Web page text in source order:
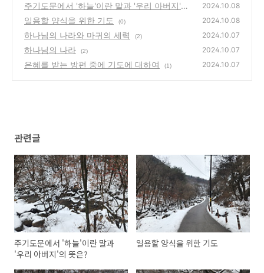
주기도문에서 '하늘'이란 말과 '우리 아버지'의
뜻은?
(5)
2024.10.08
일용할 양식을 위한 기도 (0) 2024.10.08
하나님의 나라와 마귀의 세력 (2) 2024.10.07
하나님의 나라 (2) 2024.10.07
은혜를 받는 방편 중에 기도에 대하여 (1) 2024.10.07
관련글
주기도문에서 '하늘'이란 말과
'우리 아버지'의 뜻은?
일용할 양식을 위한 기도